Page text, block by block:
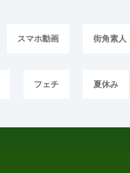
スマホ動画 街角素人
フェチ 夏休み